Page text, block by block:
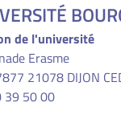
de l'université
Erasme
21078 DIJON
39 50 00